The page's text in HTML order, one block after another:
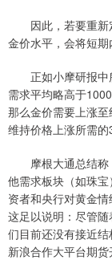
因此，若要重新
金价水平，会将短期
正如小摩研报中
需求平均略高于
那么金价需要上涨
维持价格上涨所需的
摩根大通总结称
他需求板块（如珠
资者和央行对黄金
这足以说明：尽管
们目前还没有接近
新浪合作大平台期